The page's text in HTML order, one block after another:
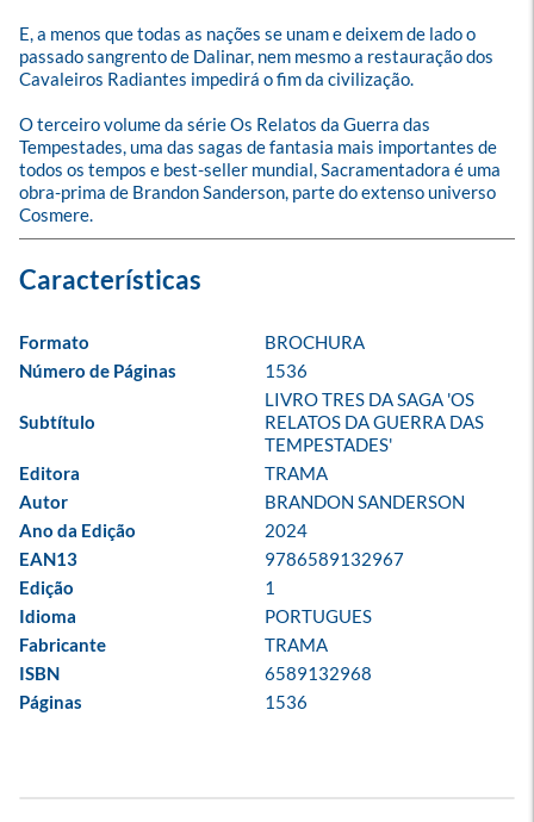
E, a menos que todas as nações se unam e deixem de lado o
passado sangrento de Dalinar, nem mesmo a restauração dos
Cavaleiros Radiantes impedirá o fim da civilização.
O terceiro volume da série Os Relatos da Guerra das
Tempestades, uma das sagas de fantasia mais importantes de
todos os tempos e best-seller mundial, Sacramentadora é uma
obra-prima de Brandon Sanderson, parte do extenso universo
Cosmere.
Formato
BROCHURA
Número de Páginas
1536
Subtítulo
LIVRO TRES DA SAGA 'OS
RELATOS DA GUERRA DAS
TEMPESTADES'
Editora
TRAMA
Autor
BRANDON SANDERSON
Ano da Edição
2024
EAN13
9786589132967
Edição
1
Idioma
PORTUGUES
Fabricante
TRAMA
ISBN
6589132968
Páginas
1536